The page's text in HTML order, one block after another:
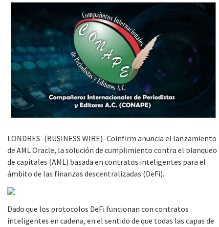
LONDRES–(BUSINESS WIRE)–Coinfirm anuncia el lanzamiento
de AML Oracle, la solución de cumplimiento contra el blanqueo
de capitales (AML) basada en contratos inteligentes para el
ámbito de las finanzas descentralizadas (DeFi).
Dado que los protocolos DeFi funcionan con contratos
inteligentes en cadena, en el sentido de que todas las capas de